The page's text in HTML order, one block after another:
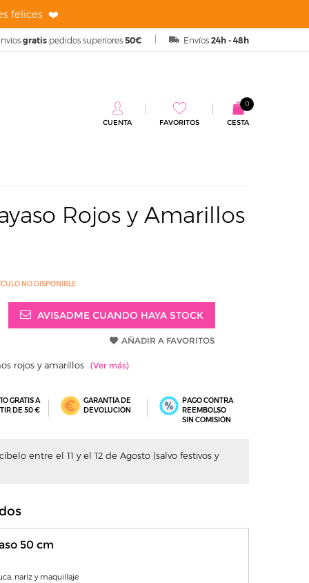
felices ❤️
Envíos 24h - 48h
gratis pedidos superiores 50€
CESTA
0
CUENTA FAVORITOS
Rojos y Amarillos
NO DISPONIBLE
AVISADME CUANDO HAYA STOCK
AÑADIR A FAVORITOS
rojos y amarillos
GRATIS A
DE 50 €
GARANTÍA DE
DEVOLUCIÓN
PAGO CONTRA
REEMBOLSO
SIN COMISIÓN
entre el 11 y el 12 de Agosto (salvo festivos y
50 cm
nariz y maquillaje